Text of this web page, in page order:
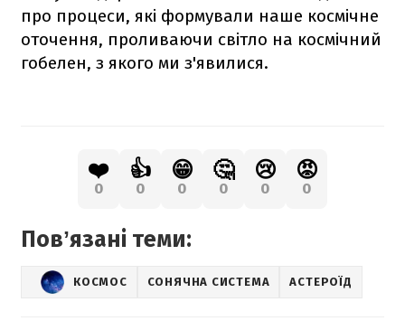
про процеси, які формували наше космічне
оточення, проливаючи світло на космічний
гобелен, з якого ми з'явилися.
❤️
0
👍
0
😁
0
🤔
0
😢
0
😡
0
Повʼязані теми:
КОСМОС СОНЯЧНА СИСТЕМА АСТЕРОЇД